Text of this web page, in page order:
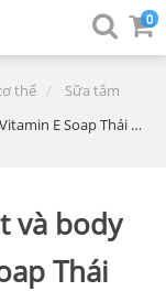
0
thể
Sữa tắm
E Soap Thái Lan
và body
Thái